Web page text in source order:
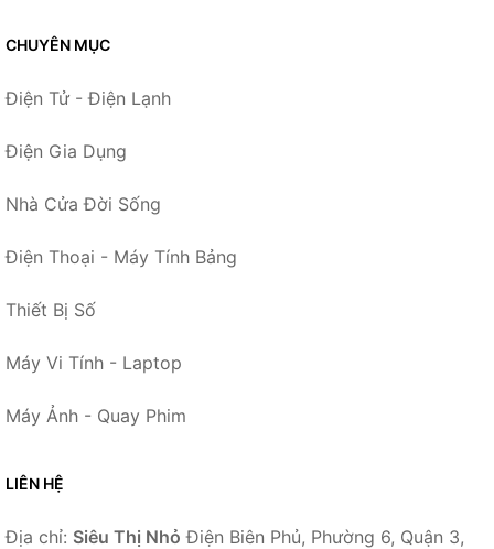
CHUYÊN MỤC
Điện Tử - Điện Lạnh
Điện Gia Dụng
Nhà Cửa Đời Sống
Điện Thoại - Máy Tính Bảng
Thiết Bị Số
Máy Vi Tính - Laptop
Máy Ảnh - Quay Phim
LIÊN HỆ
Địa chỉ: Siêu Thị Nhỏ Điện Biên Phủ, Phường 6, Quận 3,